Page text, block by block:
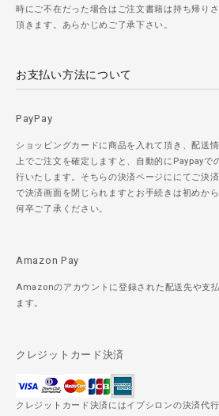
時にご不在だった場合はご注文書籍は持ち帰り
頂きます。あらかじめご了承下さい。
お支払い方法について
PayPay
ショッピングカードに商品を入れて頂き、配送
上でご注文を確定しますと、自動的にPaypayで
行いたします。そちらの決済ページににてご決
で決済画面を閉じられますとお手続きは初めか
何卒ご了承ください。
Amazon Pay
Amazonのアカウントに登録された配送先や支
ます。
クレジットカード決済
クレジットカード決済にはイプシロンの決済代